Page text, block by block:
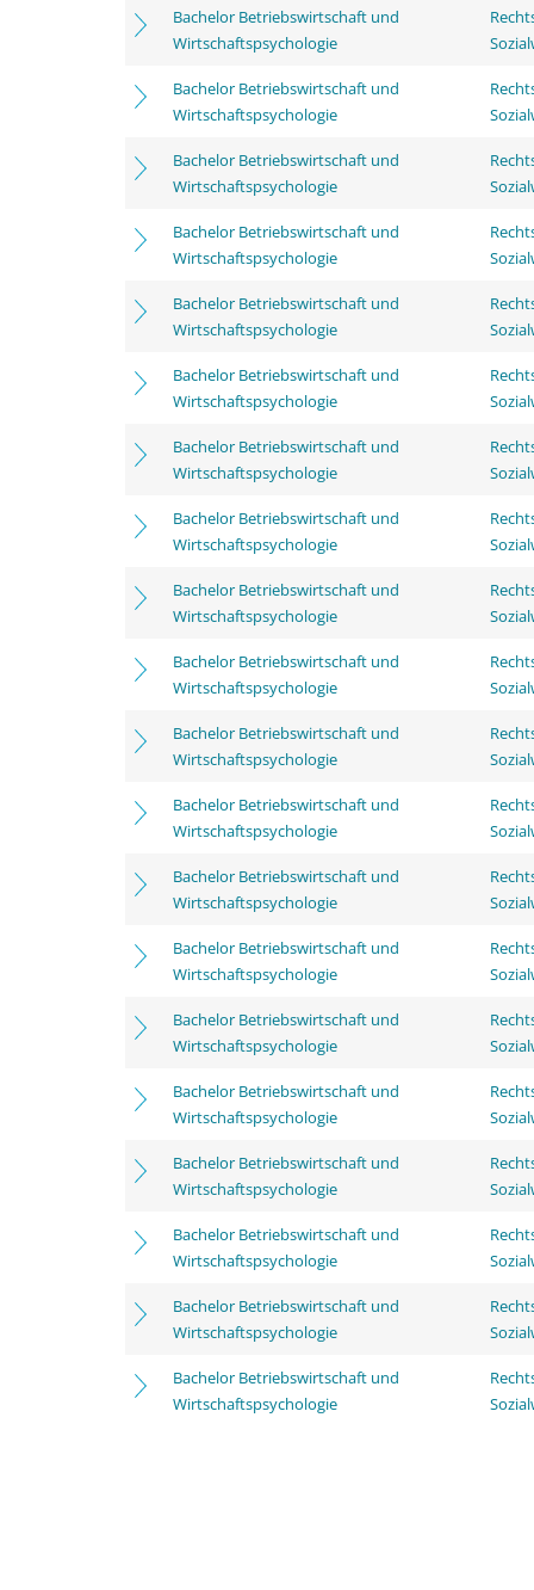
Bachelor Betriebswirtschaft und
Wirtschaftspsychologie
Bachelor Betriebswirtschaft und
Wirtschaftspsychologie
Bachelor Betriebswirtschaft und
Wirtschaftspsychologie
Bachelor Betriebswirtschaft und
Wirtschaftspsychologie
Bachelor Betriebswirtschaft und
Wirtschaftspsychologie
Bachelor Betriebswirtschaft und
Wirtschaftspsychologie
Bachelor Betriebswirtschaft und
Wirtschaftspsychologie
Bachelor Betriebswirtschaft und
Wirtschaftspsychologie
Bachelor Betriebswirtschaft und
Wirtschaftspsychologie
Bachelor Betriebswirtschaft und
Wirtschaftspsychologie
Bachelor Betriebswirtschaft und
Wirtschaftspsychologie
Bachelor Betriebswirtschaft und
Wirtschaftspsychologie
Bachelor Betriebswirtschaft und
Wirtschaftspsychologie
Bachelor Betriebswirtschaft und
Wirtschaftspsychologie
Bachelor Betriebswirtschaft und
Wirtschaftspsychologie
Bachelor Betriebswirtschaft und
Wirtschaftspsychologie
Bachelor Betriebswirtschaft und
Wirtschaftspsychologie
Bachelor Betriebswirtschaft und
Wirtschaftspsychologie
Bachelor Betriebswirtschaft und
Wirtschaftspsychologie
Bachelor Betriebswirtschaft und
Wirtschaftspsychologie